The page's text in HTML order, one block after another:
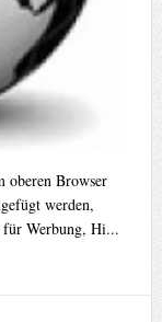
oberen Browser
werden,
Werbung, Hi...